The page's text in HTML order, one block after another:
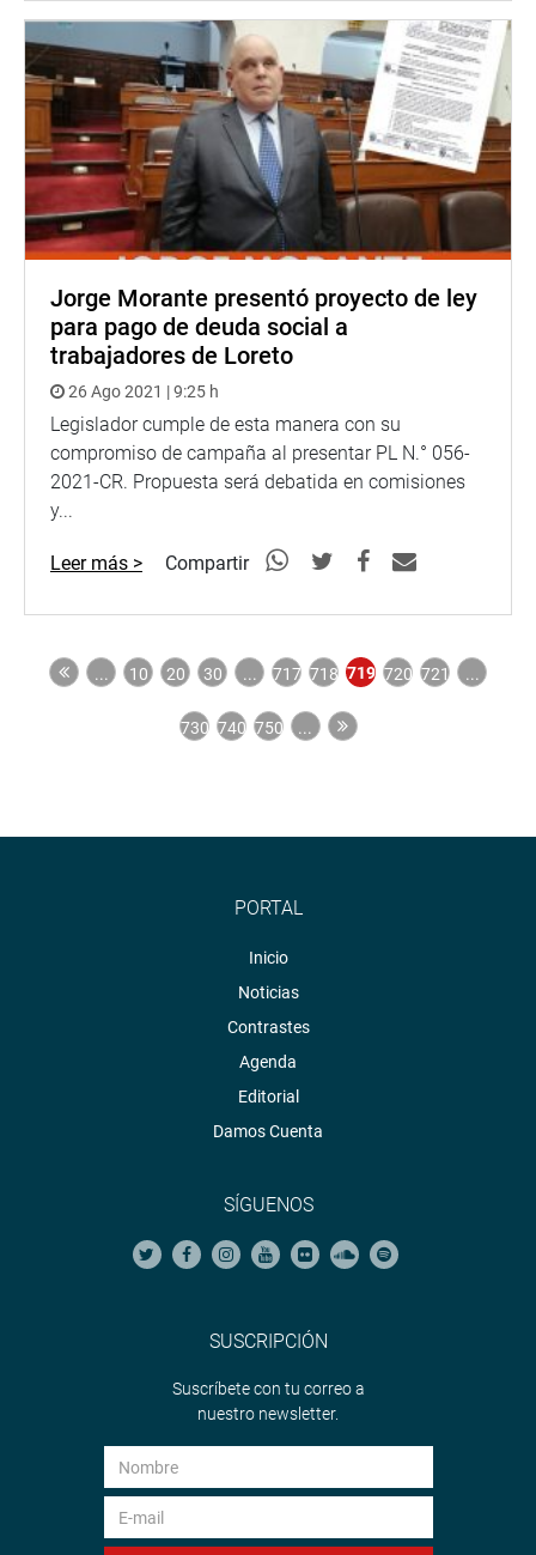
Jorge Morante presentó proyecto de ley
para pago de deuda social a
trabajadores de Loreto
26 Ago 2021 | 9:25 h
Legislador cumple de esta manera con su
compromiso de campaña al presentar PL N.° 056-
2021-CR. Propuesta será debatida en comisiones
y...
Leer más > Compartir
... 10 20 30 ... 717 718 719 720 721 ...
730 740 750 ...
PORTAL
Inicio
Noticias
Contrastes
Agenda
Editorial
Damos Cuenta
SÍGUENOS
SUSCRIPCIÓN
Suscríbete con tu correo a
nuestro newsletter.